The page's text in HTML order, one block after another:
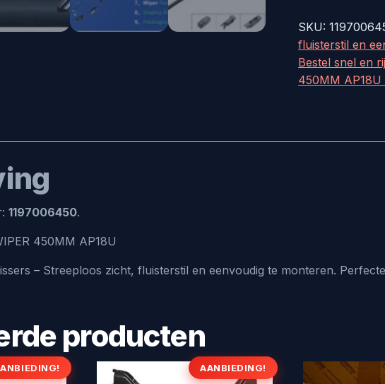
450MM
AP18U
-
origineel
SKU:
fluisterstil en
Bestel snel en
450MM
1197006450.
450MM AP18U
– Streeploos zicht, fluisterstil en eenvoudig te monteren.
producten
AANBIEDING!